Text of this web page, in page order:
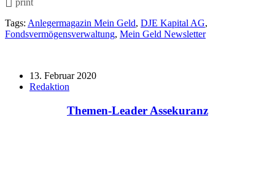
Tags: Anlegermagazin Mein Geld, DJE Kapital AG,
Fondsvermögensverwaltung, Mein Geld Newsletter
13. Februar 2020
Redaktion
Themen-Leader Assekuranz